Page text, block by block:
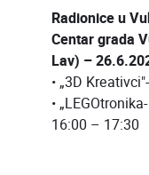
Radionice u
Centar grada
Lav) –
• „3D
•
16:00 – 17:30